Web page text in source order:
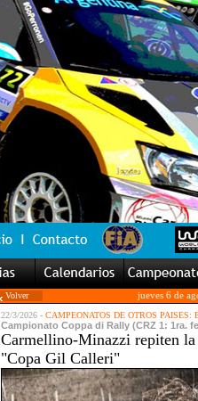
Volver
jueves 6 de
22/3/2026 - CAMPEONATOS DE OTROS PAISES:
Campionato Coppa di Rally (CRZ 1: 1ra.
Carmellino-Minazzi repiten
"Copa Gil Calleri"